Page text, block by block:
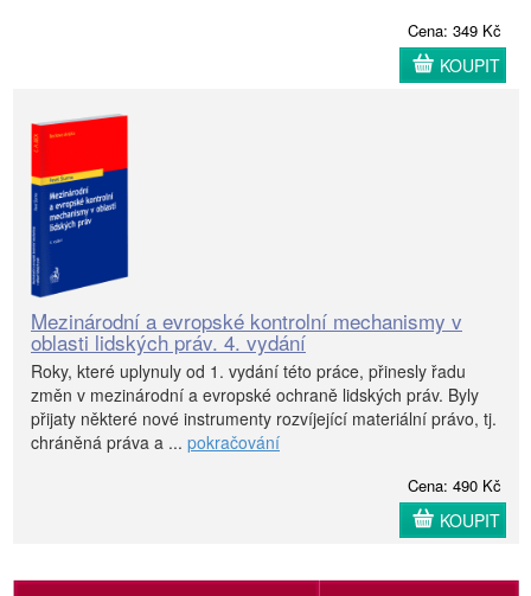
Cena: 349 Kč
KOUPIT
Mezinárodní a evropské kontrolní mechanismy v
oblasti lidských práv. 4. vydání
Roky, které uplynuly od 1. vydání této práce, přinesly řadu
změn v mezinárodní a evropské ochraně lidských práv. Byly
přijaty některé nové instrumenty rozvíjející materiální právo, tj.
chráněná práva a ... pokračování
Cena: 490 Kč
KOUPIT